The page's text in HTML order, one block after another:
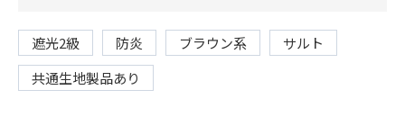
遮光2級 防炎 ブラウン系
サルト
共通生地製品あり